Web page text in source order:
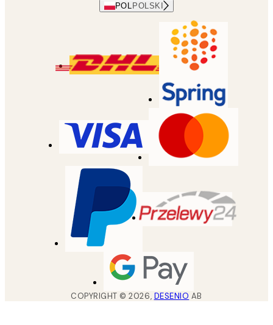
POL POLSKI
COPYRIGHT ©2026, DESENIO AB